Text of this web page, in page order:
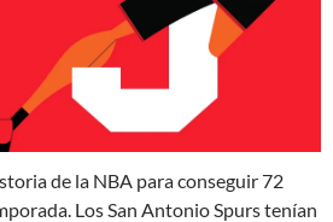
de la NBA para conseguir 72
Los San Antonio Spurs tenían